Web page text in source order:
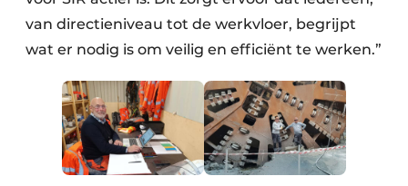
van directieniveau tot de werkvloer, begrijpt
wat er nodig is om veilig en efficiënt te werken.”